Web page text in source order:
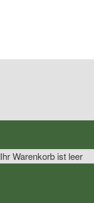
Ihr Warenkorb ist leer